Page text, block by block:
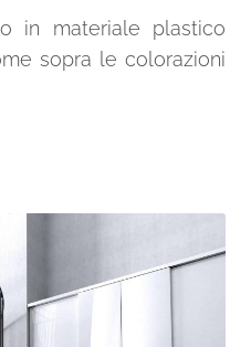
in materiale plastico
sopra le colorazioni